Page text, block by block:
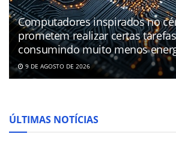
Computadores inspirados no
prometem realizar certas
consumindo muito menos
9 DE AGOSTO DE 2026
ÚLTIMAS NOTÍCIAS